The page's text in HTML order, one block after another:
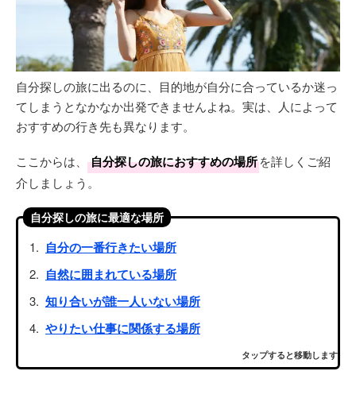
自分探しの旅に出るのに、目的地が自分に合っているか迷っ
てしまうとなかなか出発できませんよね。実は、人によって
おすすめの行き先も異なります。
ここからは、 自分探しの旅におすすめの場所を詳しくご紹
介しましょう。
自分探しの旅に最適な場所
自分の一番行きたい場所
自然に囲まれている場所
知り合いが誰一人いない場所
やりたい仕事に関係する場所
タップすると移動します